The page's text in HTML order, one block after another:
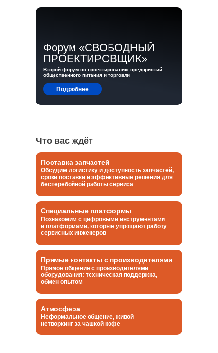
Подробнее
Форум «СВОБОДНЫЙ
ПРОЕКТИРОВЩИК»
Второй форум по проектированию предприятий
общественного питания и торговли
Неформальное общение, живой
нетворкинг за чашкой кофе
Атмосфера
Прямое общение с производителями
оборудования: техническая поддержка,
обмен опытом
Прямые контакты с производителями
Познакомим с цифровыми инструментами
и платформами, которые упрощают работу
сервисных инженеров
Специальные платформы
Обсудим логистику и доступность запчастей,
сроки поставки и эффективные решения для
бесперебойной работы сервиса
Поставка запчастей
Что вас ждёт